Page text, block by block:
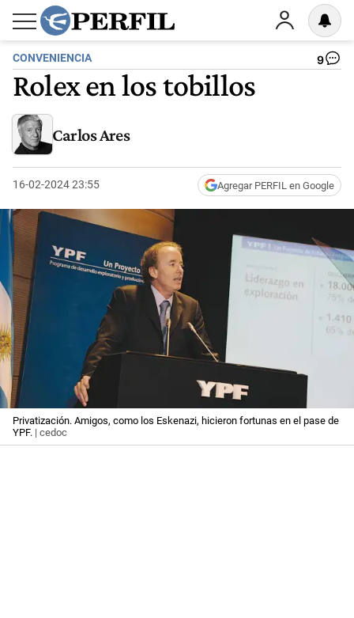
CONVENIENCIA 9
Rolex en los tobillos
Carlos Ares
16-02-2024 23:55 Agregar PERFIL en Google
Privatización. Amigos, como los Eskenazi, hicieron fortunas en el pase de
YPF. | cedoc